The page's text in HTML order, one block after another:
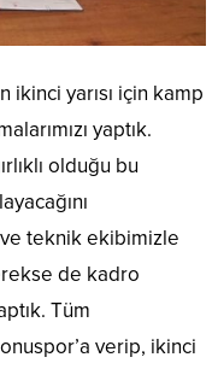
yarısı için kamp
yaptık.
olduğu bu
teknik ekibimizle
de kadro
Tüm
verip, ikinci